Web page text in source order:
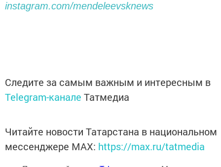
instagram.com/mendeleevsknews
Следите за самым важным и интересным в
Telegram-канале Татмедиа
Читайте новости Татарстана в национальном
мессенджере MАХ: https://max.ru/tatmedia